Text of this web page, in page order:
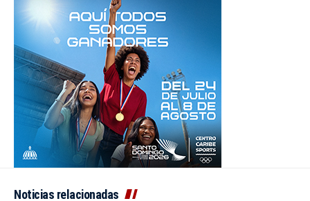
Noticias relacionadas